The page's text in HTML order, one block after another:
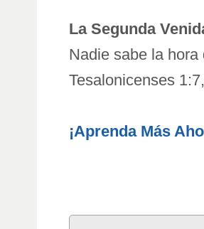
La Segunda
Nadie sabe la
Tesalonicenses
¡Aprenda Más